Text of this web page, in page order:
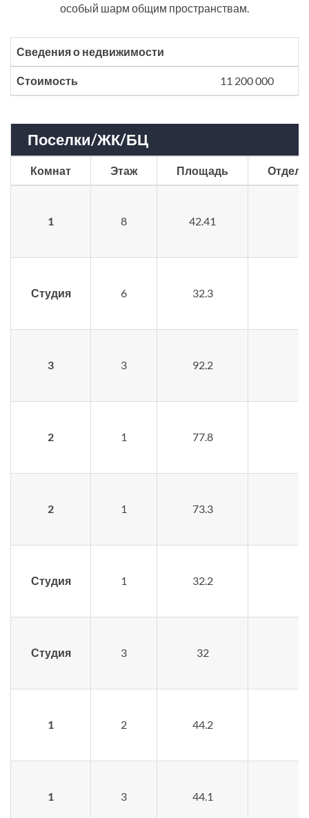
особый шарм общим пространствам.
Сведения о недвижимости
Стоимость 11 200 000
Поселки/ЖК/БЦ
Комнат Этаж Площадь
1 8 42.41
Студия 6 32.3
3 3 92.2
2 1 77.8
2 1 73.3
Студия 1 32.2
Студия 3 32
1 2 44.2
1 3 44.1